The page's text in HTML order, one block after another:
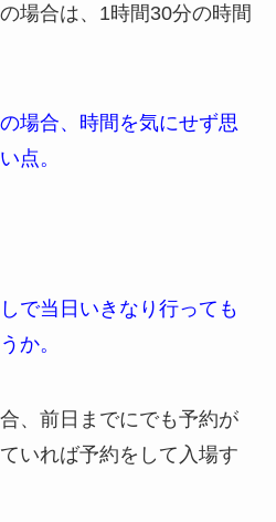
場合は、1時間30分の時間
場合、時間を気にせず思
点。
で当日いきなり行っても
か。
、前日までにでも予約が
いれば予約をして入場す